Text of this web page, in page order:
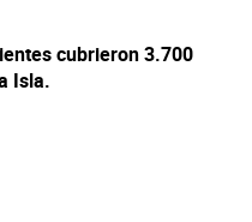
cubrieron 3.700
Isla.